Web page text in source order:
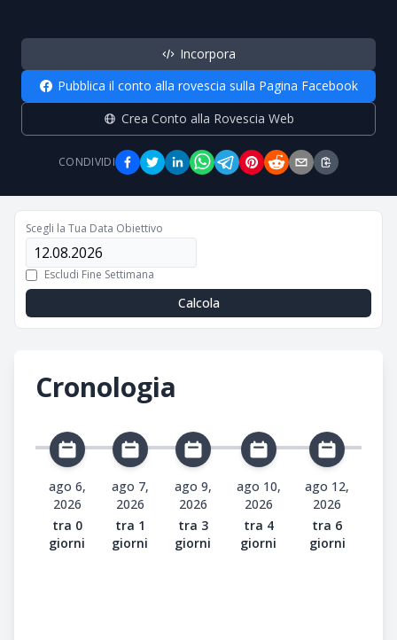
Incorpora
Pubblica il conto alla rovescia sulla Pagina Facebook
Crea Conto alla Rovescia Web
CONDIVIDI
Scegli la Tua Data Obiettivo
Escludi Fine Settimana
Calcola
Cronologia
ago 6,
2026
tra 0
giorni
ago 7,
2026
tra 1
giorni
ago 9,
2026
tra 3
giorni
ago 10,
2026
tra 4
giorni
ago 12,
2026
tra 6
giorni